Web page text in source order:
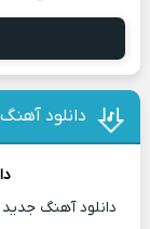
دانلود
دانلود آهنگ